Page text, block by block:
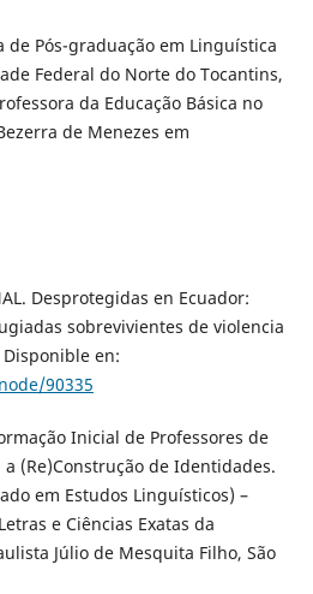
de Pós-graduação em Linguística
Federal do Norte do Tocantins,
da Educação Básica no
de Menezes em
Desprotegidas en Ecuador:
sobrevivientes de violencia
en:
90335
Inicial de Professores de
(Re)Construção de Identidades.
em Estudos Linguísticos) –
e Ciências Exatas da
Júlio de Mesquita Filho, São